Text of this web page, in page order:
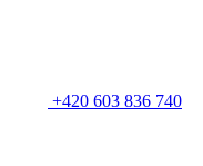
+420 603 836 740